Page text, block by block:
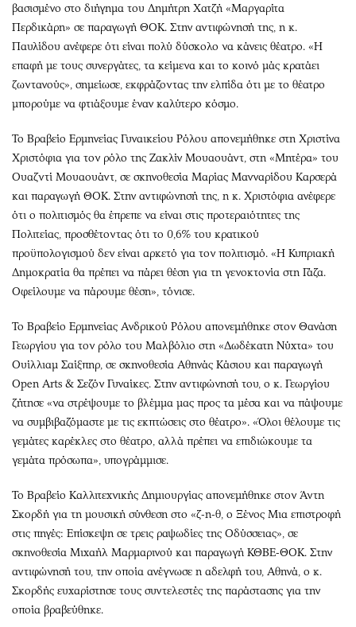
βασισμένο στο διήγημα του Δημήτρη Χατζή «Μαργαρίτα
Περδικάρη» σε παραγωγή ΘΟΚ. Στην αντιφώνησή της, η κ.
Παυλίδου ανέφερε ότι είναι πολύ δύσκολο να κάνεις θέατρο. «Η
επαφή με τους συνεργάτες, τα κείμενα και το κοινό μάς κρατάει
ζωντανούς», σημείωσε, εκφράζοντας την ελπίδα ότι με το θέατρο
μπορούμε να φτιάξουμε έναν καλύτερο κόσμο.
Το Βραβείο Ερμηνείας Γυναικείου Ρόλου απονεμήθηκε στη Χριστίνα
Χριστόφια για τον ρόλο της Ζακλίν Μουαουάντ, στη «Μητέρα» του
Ουαζντί Μουαουάντ, σε σκηνοθεσία Μαρίας Μανναρίδου Καρσερά
και παραγωγή ΘΟΚ. Στην αντιφώνησή της, η κ. Χριστόφια ανέφερε
ότι ο πολιτισμός θα έπρεπε να είναι στις προτεραιότητες της
Πολιτείας, προσθέτοντας ότι το 0,6% του κρατικού
προϋπολογισμού δεν είναι αρκετό για τον πολιτισμό. «Η Κυπριακή
Δημοκρατία θα πρέπει να πάρει θέση για τη γενοκτονία στη Γάζα.
Οφείλουμε να πάρουμε θέση», τόνισε.
Το Βραβείο Ερμηνείας Ανδρικού Ρόλου απονεμήθηκε στον Θανάση
Γεωργίου για τον ρόλο του Μαλβόλιο στη «Δωδέκατη Νύχτα» του
Ουίλλιαμ Σαίξπηρ, σε σκηνοθεσία Αθηνάς Κάσιου και παραγωγή
Open Arts & Σεζόν Γυναίκες. Στην αντιφώνησή του, ο κ. Γεωργίου
ζήτησε «να στρέψουμε το βλέμμα μας προς τα μέσα και να πάψουμε
να συμβιβαζόμαστε με τις εκπτώσεις στο θέατρο». «Όλοι θέλουμε τις
γεμάτες καρέκλες στο θέατρο, αλλά πρέπει να επιδιώκουμε τα
γεμάτα πρόσωπα», υπογράμμισε.
Το Βραβείο Καλλιτεχνικής Δημιουργίας απονεμήθηκε στον Άντη
Σκορδή για τη μουσική σύνθεση στο «ζ-η-θ, ο Ξένος Μια επιστροφή
στις πηγές: Επίσκεψη σε τρεις ραψωδίες της Οδύσσειας», σε
σκηνοθεσία Μιχαήλ Μαρμαρινού και παραγωγή ΚΘΒΕ-ΘΟΚ. Στην
αντιφώνησή του, την οποία ανέγνωσε η αδελφή του, Αθηνά, ο κ.
Σκορδής ευχαρίστησε τους συντελεστές της παράστασης για την
οποία βραβεύθηκε.